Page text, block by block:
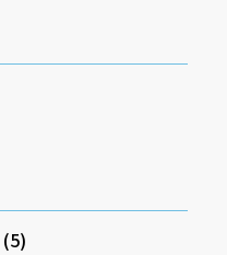
(5)